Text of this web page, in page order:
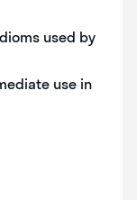
used by
use in